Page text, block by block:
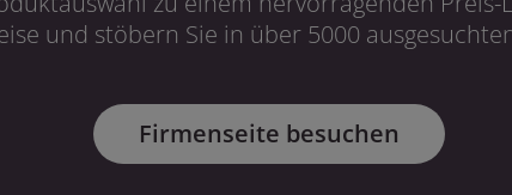
und stöbern Sie in über 5000
Firmenseite besuchen